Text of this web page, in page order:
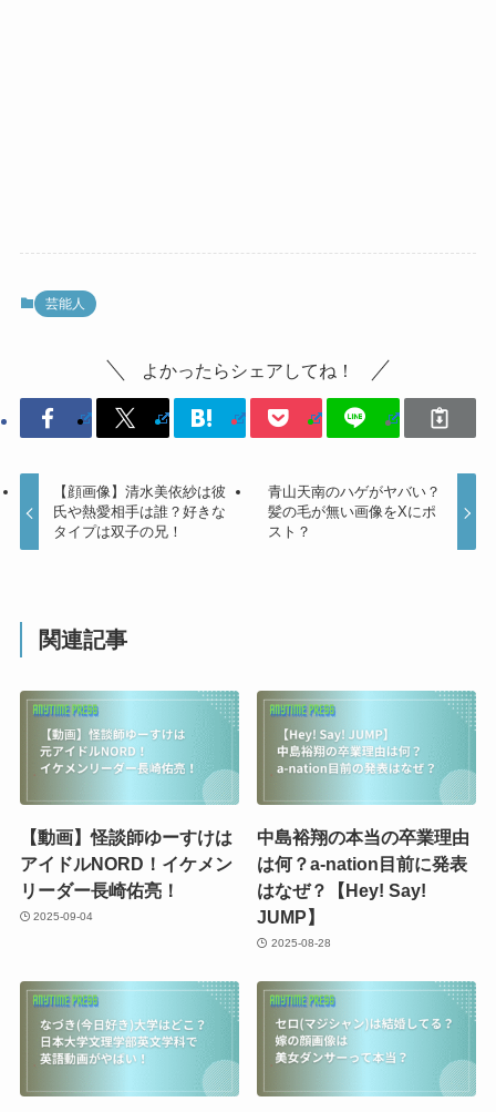
芸能人
よかったらシェアしてね！
【顔画像】清水美依紗は彼
氏や熱愛相手は誰？好きな
タイプは双子の兄！
青山天南のハゲがヤバい？
髪の毛が無い画像をXにポ
スト？
関連記事
【動画】怪談師ゆーすけは
アイドルNORD！イケメン
リーダー長崎佑亮！
2025-09-04
中島裕翔の本当の卒業理由
は何？a-nation目前に発表
はなぜ？【Hey! Say!
JUMP】
2025-08-28